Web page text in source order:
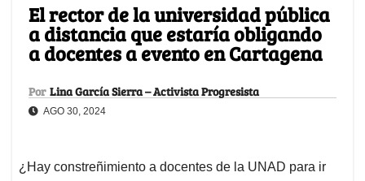
El rector de la universidad pública
a distancia que estaría obligando
a docentes a evento en Cartagena
Por Lina García Sierra – Activista Progresista
AGO 30, 2024
¿Hay constreñimiento a docentes de la UNAD para ir